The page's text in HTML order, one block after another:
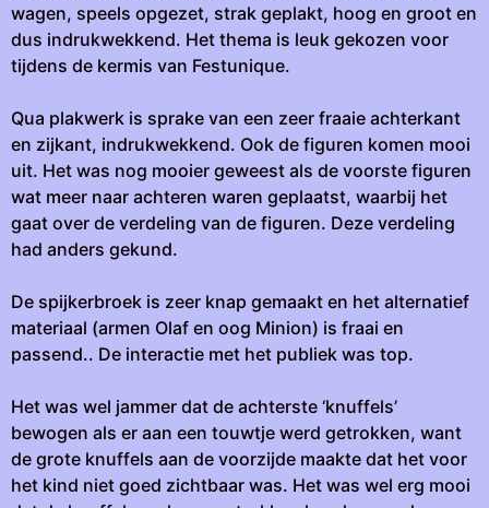
wagen, speels opgezet, strak geplakt, hoog en groot en
dus indrukwekkend. Het thema is leuk gekozen voor
tijdens de kermis van Festunique.
Qua plakwerk is sprake van een zeer fraaie achterkant
en zijkant, indrukwekkend. Ook de figuren komen mooi
uit. Het was nog mooier geweest als de voorste figuren
wat meer naar achteren waren geplaatst, waarbij het
gaat over de verdeling van de figuren. Deze verdeling
had anders gekund.
De spijkerbroek is zeer knap gemaakt en het alternatief
materiaal (armen Olaf en oog Minion) is fraai en
passend.. De interactie met het publiek was top.
Het was wel jammer dat de achterste ‘knuffels’
bewogen als er aan een touwtje werd getrokken, want
de grote knuffels aan de voorzijde maakte dat het voor
het kind niet goed zichtbaar was. Het was wel erg mooi